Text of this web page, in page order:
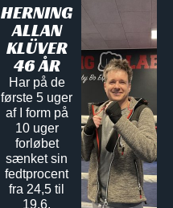
HERNING
ALLAN
KLÜVER
46 ÅR
Har på de
første 5 uger
af I form på
10 uger
forløbet
sænket sin
fedtprocent
fra 24,5 til
19,6.